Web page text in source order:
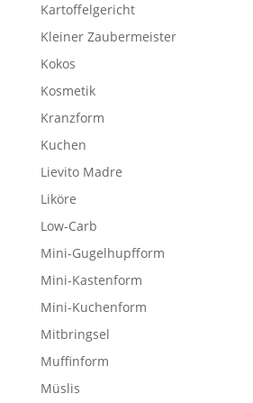
Kartoffelgericht
Kleiner Zaubermeister
Kokos
Kosmetik
Kranzform
Kuchen
Lievito Madre
Liköre
Low-Carb
Mini-Gugelhupfform
Mini-Kastenform
Mini-Kuchenform
Mitbringsel
Muffinform
Müslis